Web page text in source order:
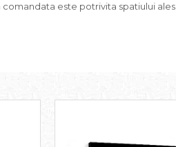
este potrivita spatiului ales.